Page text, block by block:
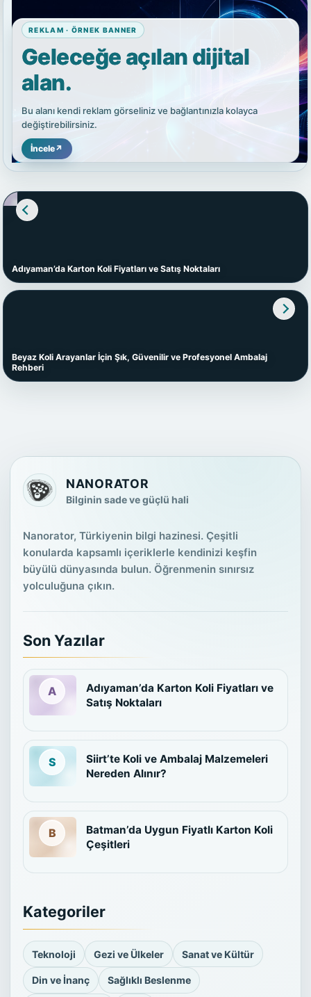
REKLAM · ÖRNEK BANNER
Geleceğe açılan dijital
alan.
Bu alanı kendi reklam görseliniz ve bağlantınızla kolayca
değiştirebilirsiniz.
İncele↗
Adıyaman’da Karton Koli Fiyatları ve Satış Noktaları
Beyaz Koli Arayanlar İçin Şık, Güvenilir ve Profesyonel Ambalaj
Rehberi
NANORATOR
Bilginin sade ve güçlü hali
Nanorator, Türkiyenin bilgi hazinesi. Çeşitli
konularda kapsamlı içeriklerle kendinizi keşfin
büyülü dünyasında bulun. Öğrenmenin sınırsız
yolculuğuna çıkın.
Son Yazılar
Adıyaman’da Karton Koli Fiyatları ve
Satış Noktaları
Siirt’te Koli ve Ambalaj Malzemeleri
Nereden Alınır?
Batman’da Uygun Fiyatlı Karton Koli
Çeşitleri
Kategoriler
Teknoloji Gezi ve Ülkeler Sanat ve Kültür
Din ve İnanç Sağlıklı Beslenme